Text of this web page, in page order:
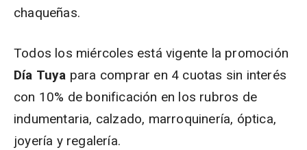
chaqueñas.
Todos los miércoles está vigente la promoción
Día Tuya para comprar en 4 cuotas sin interés
con 10% de bonificación en los rubros de
indumentaria, calzado, marroquinería, óptica,
joyería y regalería.